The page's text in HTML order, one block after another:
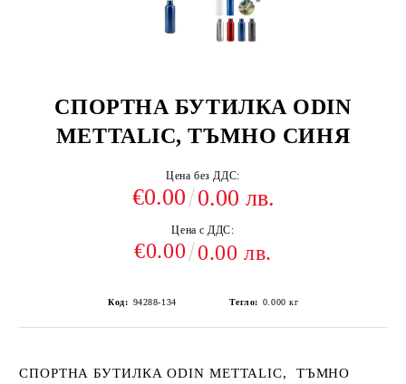
СПОРТНА БУТИЛКА ODIN
METTALIC, ТЪМНО СИНЯ
Цена без ДДС:
€0.00 0.00 лв.
Цена с ДДС:
€0.00 0.00 лв.
Код: 94288-134 Тегло: 0.000 кг
СПОРТНА БУТИЛКА ODIN METTALIC, ТЪМНО